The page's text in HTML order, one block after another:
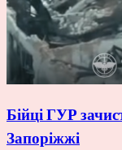
Бійці ГУР
Запоріжжі